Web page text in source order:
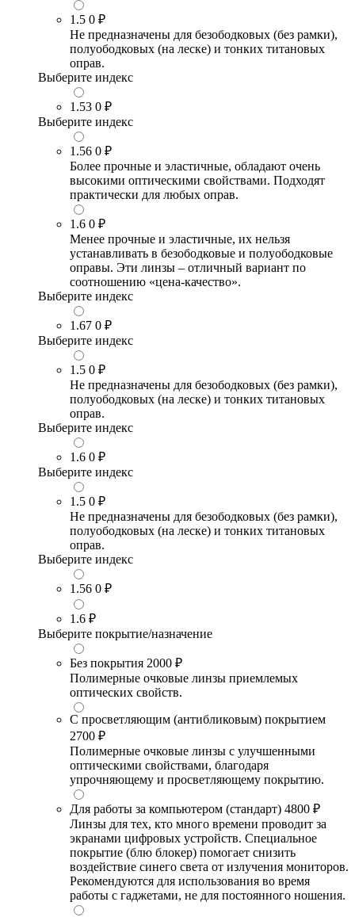
1.5 0 ₽
Не предназначены для безободковых (без рамки),
полуободковых (на леске) и тонких титановых
оправ.
Выберите индекс
1.53 0 ₽
Выберите индекс
1.56 0 ₽
Более прочные и эластичные, обладают очень
высокими оптическими свойствами. Подходят
практически для любых оправ.
1.6 0 ₽
Менее прочные и эластичные, их нельзя
устанавливать в безободковые и полуободковые
оправы. Эти линзы – отличный вариант по
соотношению «цена-качество».
Выберите индекс
1.67 0 ₽
Выберите индекс
1.5 0 ₽
Не предназначены для безободковых (без рамки),
полуободковых (на леске) и тонких титановых
оправ.
Выберите индекс
1.6 0 ₽
Выберите индекс
1.5 0 ₽
Не предназначены для безободковых (без рамки),
полуободковых (на леске) и тонких титановых
оправ.
Выберите индекс
1.56 0 ₽
1.6 ₽
Выберите покрытие/назначение
Без покрытия 2000 ₽
Полимерные очковые линзы приемлемых
оптических свойств.
С просветляющим (антибликовым) покрытием
2700 ₽
Полимерные очковые линзы с улучшенными
оптическими свойствами, благодаря
упрочняющему и просветляющему покрытию.
Для работы за компьютером (стандарт) 4800 ₽
Линзы для тех, кто много времени проводит за
экранами цифровых устройств. Специальное
покрытие (блю блокер) помогает снизить
воздействие синего света от излучения мониторов.
Рекомендуются для использования во время
работы с гаджетами, не для постоянного ношения.